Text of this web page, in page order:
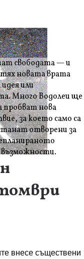
свободата — и
новата врата
или
Много Водолеи ще
пробват нова
за което само са
отворени за
възможности.
внесе съществени